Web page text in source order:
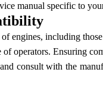
manual specific to
engines, including
operators. Ensuring
consult with the